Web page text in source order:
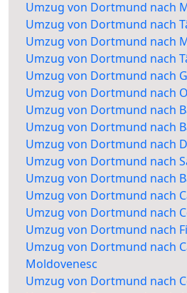
Umzug von Dortmund nach
Umzug von Dortmund nach
Umzug von Dortmund nach
Umzug von Dortmund nach
Umzug von Dortmund nach
Umzug von Dortmund nach
Umzug von Dortmund nach
Umzug von Dortmund nach
Umzug von Dortmund nach
Umzug von Dortmund nach
Umzug von Dortmund nach
Umzug von Dortmund nach
Umzug von Dortmund nach
Umzug von Dortmund nach
Umzug von Dortmund nach
Moldovenesc
Umzug von Dortmund nach